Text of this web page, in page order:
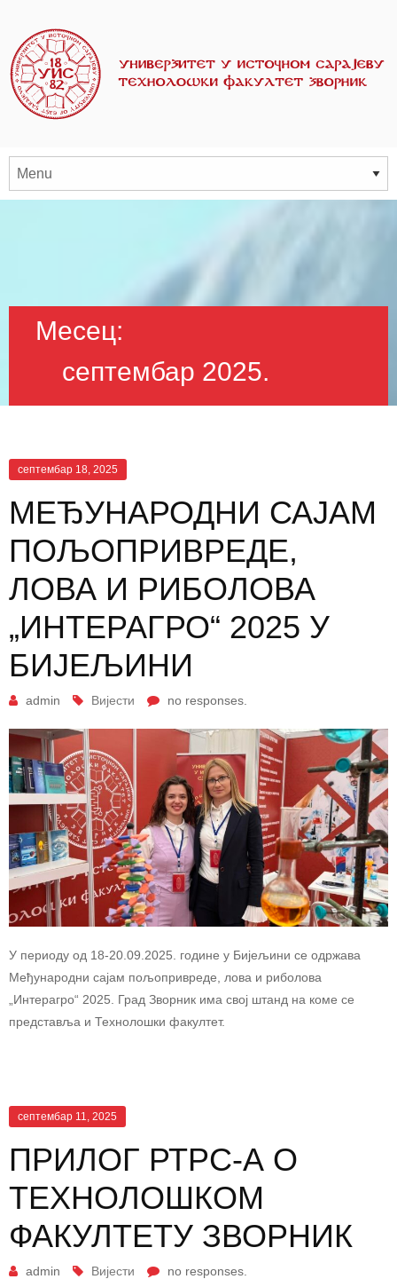
Месец:
септембар 2025.
септембар 18, 2025
МЕЂУНАРОДНИ САЈАМ
ПОЉОПРИВРЕДЕ,
ЛОВА И РИБОЛОВА
„ИНТЕРАГРО“ 2025 У
БИЈЕЉИНИ
admin Вијести no responses.
У периоду од 18-20.09.2025. године у Бијељини се одржава
Међународни сајам пољопривреде, лова и риболова
„Интерагро“ 2025. Град Зворник има свој штанд на коме се
представља и Технолошки факултет.
септембар 11, 2025
ПРИЛОГ РТРС-А О
ТЕХНОЛОШКОМ
ФАКУЛТЕТУ ЗВОРНИК
admin Вијести no responses.